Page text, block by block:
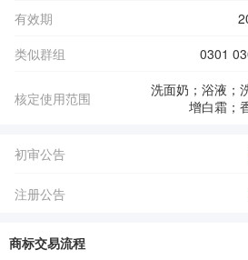
有效期
类似群组
0301
核定使用范围
洗面奶；浴液；
增白霜；
初审公告
注册公告
商标交易流程